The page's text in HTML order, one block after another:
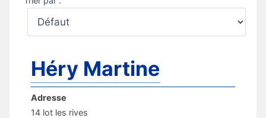
Héry Martine
Adresse
14 lot les rives